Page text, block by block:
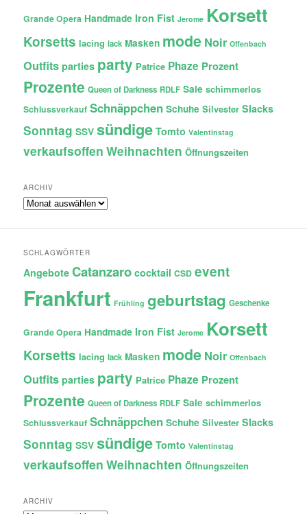
Grande Opera Handmade Iron Fist Jerome Korsett
Korsetts lacing lack Masken mode Noir Offenbach
Outfits parties party Patrice Phaze Prozent
Prozente Queen of Darkness RDLF Sale schimmerlos
Schlussverkauf Schnäppchen Schuhe Silvester Slacks
Sonntag SSV sündige Tomto Valentinstag
verkaufsoffen Weihnachten Öffnungszeiten
ARCHIV
Archiv
SCHLAGWÖRTER
Angebote Catanzaro cocktail CSD event
Frankfurt Frühling geburtstag Geschenke
Grande Opera Handmade Iron Fist Jerome Korsett
Korsetts lacing lack Masken mode Noir Offenbach
Outfits parties party Patrice Phaze Prozent
Prozente Queen of Darkness RDLF Sale schimmerlos
Schlussverkauf Schnäppchen Schuhe Silvester Slacks
Sonntag SSV sündige Tomto Valentinstag
verkaufsoffen Weihnachten Öffnungszeiten
ARCHIV